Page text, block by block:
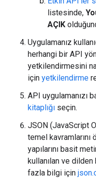
listesinde,
AÇIK
Uygulamanız
herhangi bir API
yetkilendirmesini
için yetkilendirme
API uygulamanızı
kitaplığı seçin.
JSON (JavaScript
temel
yapılarını basit
kullanılan ve dilden
fazla bilgi için